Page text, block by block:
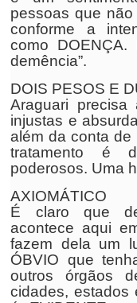
pessoas que
conforme a
como
demência”.
DOIS PESOS E
Araguari precisa
injustas e
além da conta
tratamento é
poderosos. Uma
AXIOMÁTICO
É claro que
acontece aqui
fazem dela um
ÓBVIO que
outros órgãos
cidades, estados